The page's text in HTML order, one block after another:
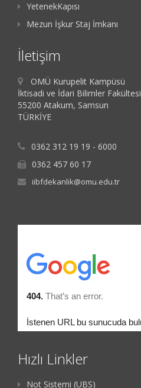
YetenekKapısı
Mezun İşkur Staj İmkanı
İletişim
OMÜ Kurupelit Kampüsü
İktisadi ve İdari Bilimler Fakültesi
55200 Atakum, Samsun
TÜRKİYE
0362 312 19 19 - 6000
0362 457 60 17
iibfdekanlik@omu.edu.tr
Hızlı Linkler
Not Sistemi (UBS)